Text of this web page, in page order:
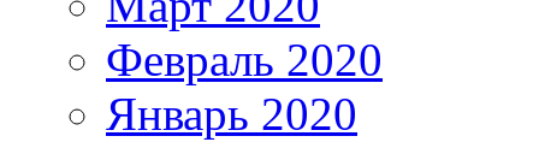
Февраль 2020
Январь 2020